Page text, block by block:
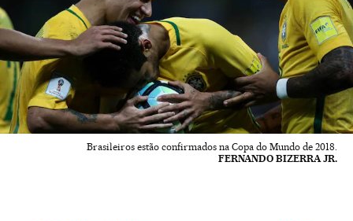
Brasileiros estão confirmados na Copa do Mundo de 2018.
FERNANDO BIZERRA JR.